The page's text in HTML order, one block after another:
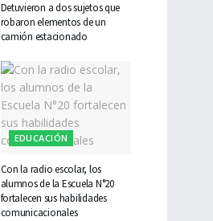
Detuvieron a dos sujetos que
robaron elementos de un
camión estacionado
EDUCACIÓN
Con la radio escolar, los
alumnos de la Escuela N°20
fortalecen sus habilidades
comunicacionales